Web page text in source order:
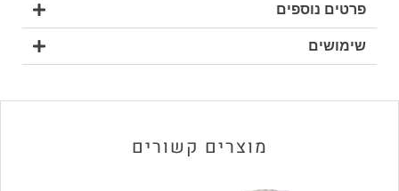
פרטים נוספים
שימושים
מוצרים קשורים